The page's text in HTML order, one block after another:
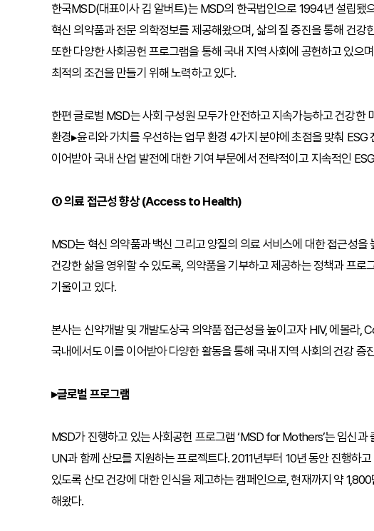
한국MSD(대표이사 김 알버트)는 MSD의 한국법인으로 1994년 설립됐
혁신 의약품과 전문 의학정보를 제공해왔으며, 삶의 질 증진을 통해 건
또한 다양한 사회공헌 프로그램을 통해 국내 지역 사회에 공헌하고 있으
최적의 조건을 만들기 위해 노력하고 있다.
한편 글로벌 MSD는 사회 구성원 모두가 안전하고 지속가능하고 건강
환경▸윤리와 가치를 우선하는 업무 환경 4가지 분야에 초점을 맞춰
이어받아 국내 산업 발전에 대한 기여 부문에서 전략적이고 지속적인
① 의료 접근성 향상 (Access to Health)
MSD는 혁신 의약품과 백신 그리고 양질의 의료 서비스에 대한 접근성
건강한 삶을 영위할 수 있도록, 의약품을 기부하고 제공하는 정책과 프로
기울이고 있다.
본사는 신약개발 및 개발도상국 의약품 접근성을 높이고자 HIV, 에볼라,
국내에서도 이를 이어받아 다양한 활동을 통해 국내 지역 사회의 건강 증
▸글로벌 프로그램
MSD가 진행하고 있는 사회공헌 프로그램 ‘MSD for Mothers’는 임신
UN과 함께 산모를 지원하는 프로젝트다. 2011년부터 10년 동안 진행하
있도록 산모 건강에 대한 인식을 제고하는 캠페인으로, 현재까지 약
해왔다.